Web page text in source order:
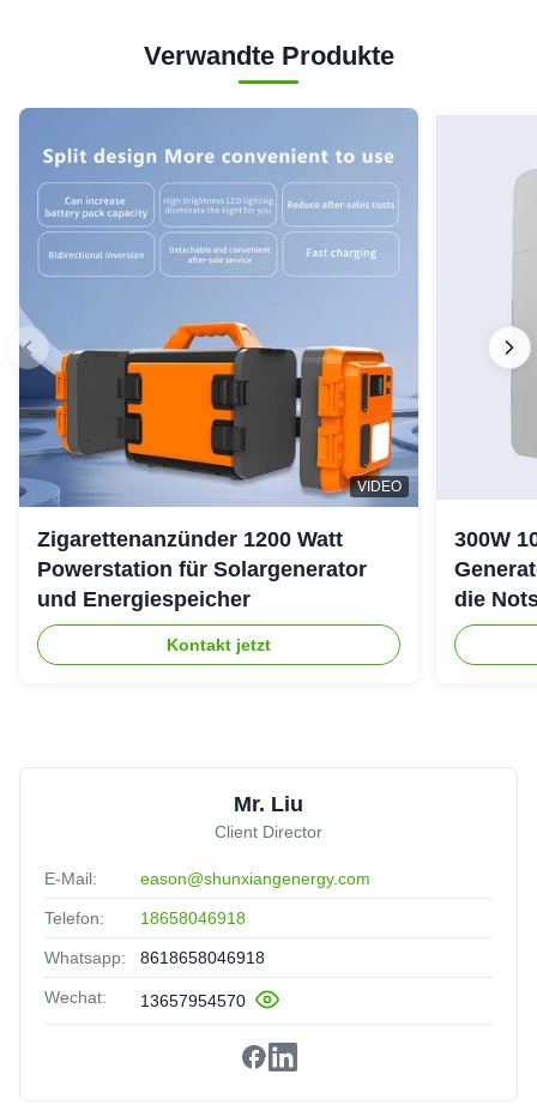
Verwandte Produkte
VIDEO
Zigarettenanzünder 1200 Watt
Powerstation für Solargenerator
und Energiespeicher
Kontakt jetzt
300W
die
Mr. Liu
Client Director
E-Mail: eason@shunxiangenergy.com
Telefon: 18658046918
Whatsapp: 8618658046918
Wechat: 13657954570